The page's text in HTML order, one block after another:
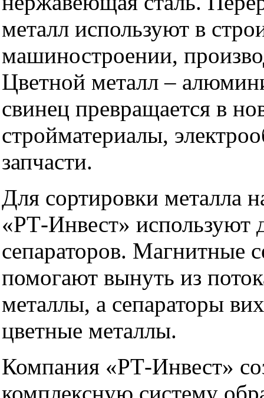
металл используют в
машиностроении,
Цветной металл –
свинец превращается в
стройматериалы,
запчасти.
Для сортировки металла
«РТ-Инвест» используют
сепараторов. Магнитные
помогают вынуть из
металлы, а сепараторы
цветные металлы.
Компания «РТ-Инвест»